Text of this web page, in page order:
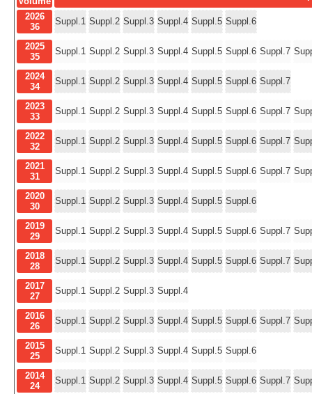
2026
36
Suppl.1 Suppl.2 Suppl.3 Suppl.4 Suppl.5 Suppl.6
2025
35
Suppl.1 Suppl.2 Suppl.3 Suppl.4 Suppl.5 Suppl.6 Suppl.7
2024
34
Suppl.1 Suppl.2 Suppl.3 Suppl.4 Suppl.5 Suppl.6 Suppl.7
2023
33
Suppl.1 Suppl.2 Suppl.3 Suppl.4 Suppl.5 Suppl.6 Suppl.7
2022
32
Suppl.1 Suppl.2 Suppl.3 Suppl.4 Suppl.5 Suppl.6 Suppl.7
2021
31
Suppl.1 Suppl.2 Suppl.3 Suppl.4 Suppl.5 Suppl.6 Suppl.7
2020
30
Suppl.1 Suppl.2 Suppl.3 Suppl.4 Suppl.5 Suppl.6
2019
29
Suppl.1 Suppl.2 Suppl.3 Suppl.4 Suppl.5 Suppl.6 Suppl.7
2018
28
Suppl.1 Suppl.2 Suppl.3 Suppl.4 Suppl.5 Suppl.6 Suppl.7
2017
27
Suppl.1 Suppl.2 Suppl.3 Suppl.4
2016
26
Suppl.1 Suppl.2 Suppl.3 Suppl.4 Suppl.5 Suppl.6 Suppl.7
2015
25
Suppl.1 Suppl.2 Suppl.3 Suppl.4 Suppl.5 Suppl.6
2014
24
Suppl.1 Suppl.2 Suppl.3 Suppl.4 Suppl.5 Suppl.6 Suppl.7